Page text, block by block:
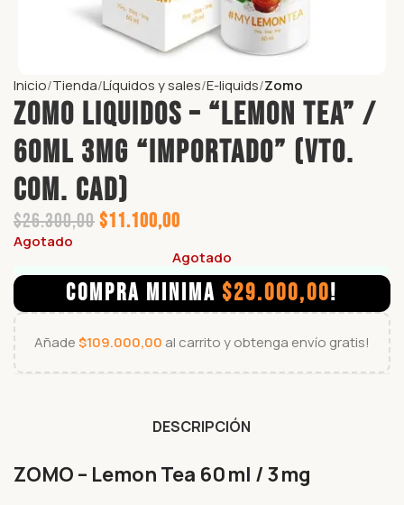
Inicio Tienda Líquidos y sales E-liquids Zomo
ZOMO LIQUIDOS – “LEMON TEA” /
60ml 3mg “IMPORTADO” (vto.
com. cad)
$26.300,00$11.100,00
Agotado
Agotado
COMPRA MINIMA $29.000,00!
Añade$109.000,00 al carrito y obtenga envío gratis!
DESCRIPCIÓN
ZOMO – Lemon Tea 60 ml / 3 mg